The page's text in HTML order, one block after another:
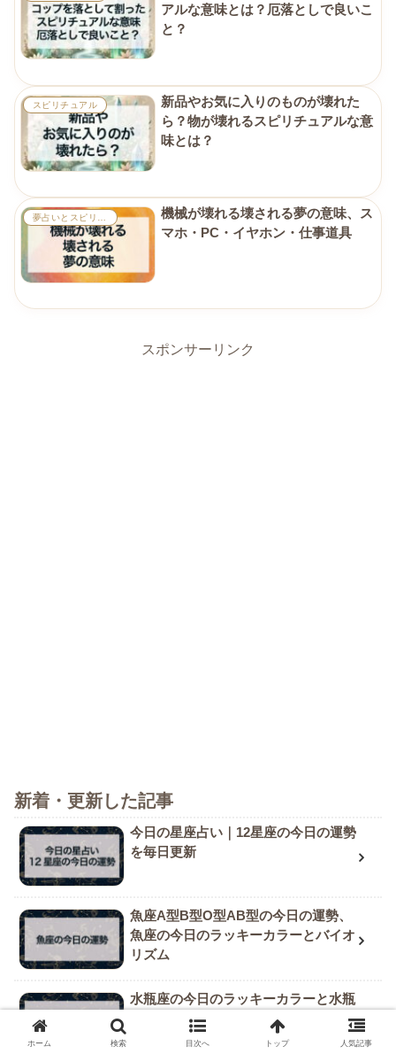
アルな意味とは？厄落としで良いこ
と？
スピリチュアル
新品やお気に入りのものが壊れた
ら？物が壊れるスピリチュアルな意
味とは？
機械が壊れる壊される夢の意味、ス
マホ・PC・イヤホン・仕事道具
スポンサーリンク
新着・更新した記事
今日の星座占い｜12星座の今日の運勢
を毎日更新
魚座A型B型O型AB型の今日の運勢、
魚座の今日のラッキーカラーとバイオ
リズム
水瓶座の今日のラッキーカラーと水瓶
座A型B型O型AB型の今日の運勢まと
ホーム 検索 目次へ トップ 人気記事